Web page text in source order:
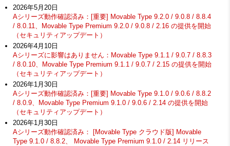
2026年5月20日
Aシリーズ動作確認済み：[重要] Movable Type 9.2.0 / 9.0.8 / 8.8.4
/ 8.0.11、Movable Type Premium 9.2.0 / 9.0.8 / 2.16 の提供を開始
（セキュリティアップデート）
2026年4月10日
Aシリーズに影響はありません：Movable Type 9.1.1 / 9.0.7 / 8.8.3
/ 8.0.10、Movable Type Premium 9.1.1 / 9.0.7 / 2.15 の提供を開始
（セキュリティアップデート）
2026年1月30日
Aシリーズ動作確認済み：[重要] Movable Type 9.1.0 / 9.0.6 / 8.8.2
/ 8.0.9、Movable Type Premium 9.1.0 / 9.0.6 / 2.14 の提供を開始
（セキュリティアップデート）
2026年1月30日
Aシリーズ動作確認済み： [Movable Type クラウド版] Movable
Type 9.1.0 / 8.8.2、 Movable Type Premium 9.1.0 / 2.14 リリース